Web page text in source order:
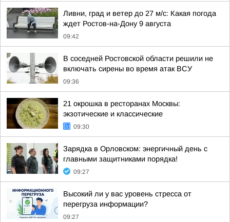
Ливни, град и ветер до 27 м/с: Какая погода
ждет Ростов-на-Дону 9 августа
09:42
В соседней Ростовской области решили не
включать сирены во время атак ВСУ
09:36
21 окрошка в ресторанах Москвы:
экзотические и классические
09:30
Зарядка в Орловском: энергичный день с
главными защитниками порядка!
09:27
Высокий ли у вас уровень стресса от
перегруза информации?
09:27